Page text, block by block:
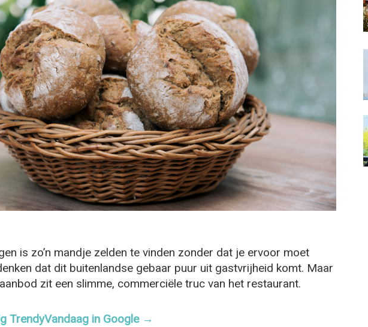
is zo’n mandje zelden te vinden zonder dat je ervoor moet
dat dit buitenlandse gebaar puur uit gastvrijheid komt. Maar
zit een slimme, commerciële truc van het restaurant.
TrendyVandaag in Google →